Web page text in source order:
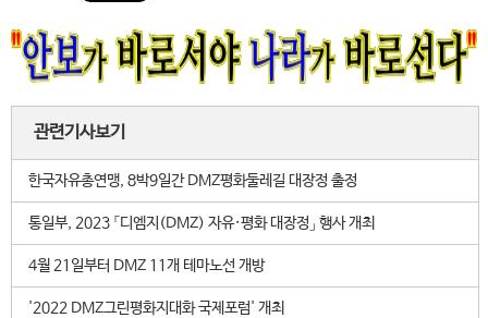
관련기사보기
한국자유총연맹, 8박9일간 DMZ평화둘레길 대장정 출정
통일부, 2023 「디엠지(DMZ) 자유·평화 대장정」 행사 개최
4월 21일부터 DMZ 11개 테마노선 개방
'2022 DMZ그린평화지대화 국제포럼' 개최